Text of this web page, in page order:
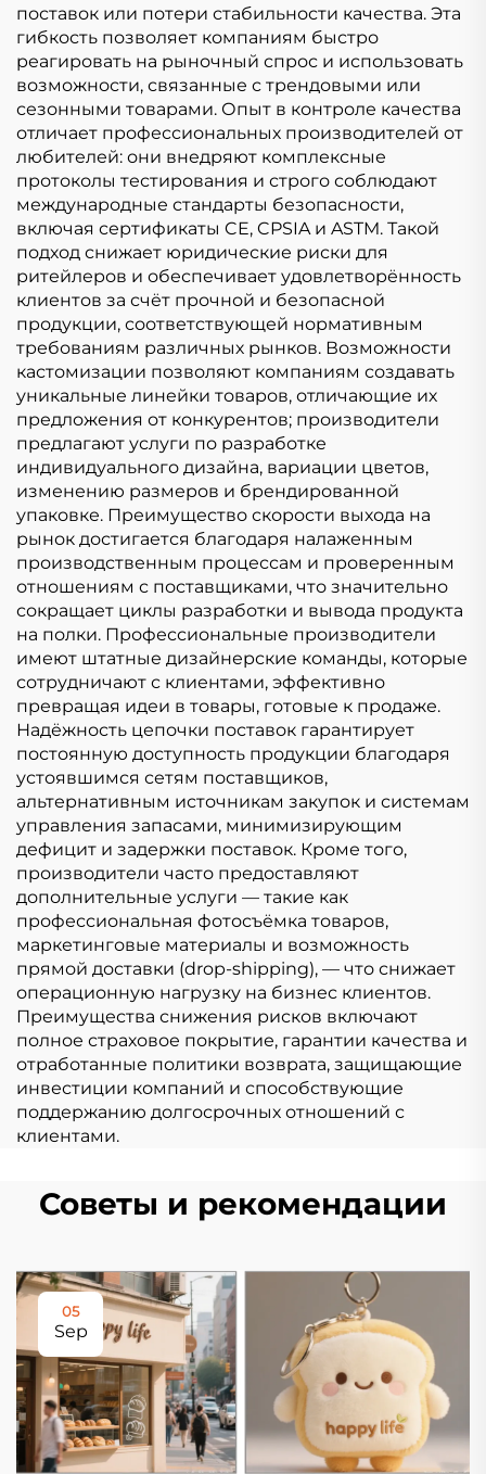
поставок или потери стабильности качества. Эта
гибкость позволяет компаниям быстро
реагировать на рыночный спрос и использовать
возможности, связанные с трендовыми или
сезонными товарами. Опыт в контроле качества
отличает профессиональных производителей от
любителей: они внедряют комплексные
протоколы тестирования и строго соблюдают
международные стандарты безопасности,
включая сертификаты CE, CPSIA и ASTM. Такой
подход снижает юридические риски для
ритейлеров и обеспечивает удовлетворённость
клиентов за счёт прочной и безопасной
продукции, соответствующей нормативным
требованиям различных рынков. Возможности
кастомизации позволяют компаниям создавать
уникальные линейки товаров, отличающие их
предложения от конкурентов; производители
предлагают услуги по разработке
индивидуального дизайна, вариации цветов,
изменению размеров и брендированной
упаковке. Преимущество скорости выхода на
рынок достигается благодаря налаженным
производственным процессам и проверенным
отношениям с поставщиками, что значительно
сокращает циклы разработки и вывода продукта
на полки. Профессиональные производители
имеют штатные дизайнерские команды, которые
сотрудничают с клиентами, эффективно
превращая идеи в товары, готовые к продаже.
Надёжность цепочки поставок гарантирует
постоянную доступность продукции благодаря
устоявшимся сетям поставщиков,
альтернативным источникам закупок и системам
управления запасами, минимизирующим
дефицит и задержки поставок. Кроме того,
производители часто предоставляют
дополнительные услуги — такие как
профессиональная фотосъёмка товаров,
маркетинговые материалы и возможность
прямой доставки (drop-shipping), — что снижает
операционную нагрузку на бизнес клиентов.
Преимущества снижения рисков включают
полное страховое покрытие, гарантии качества и
отработанные политики возврата, защищающие
инвестиции компаний и способствующие
поддержанию долгосрочных отношений с
клиентами.
Советы и рекомендации
05
Sep